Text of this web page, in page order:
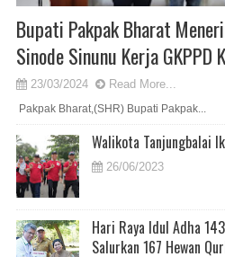
Bupati Pakpak Bharat
Sinode Sinunu Kerja GKPPD
23/03/2024 Read More...
Pakpak Bharat,(SHR) Bupati Pakpak...
Walikota Tanjungbalai
26/06/2023
Hari Raya Idul Adha
Salurkan 167 Hewan